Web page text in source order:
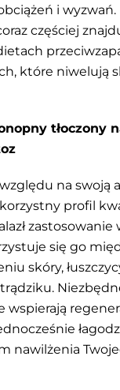
i
częściej
które niwelują
tłoczony
na swoją
profil
się go
skóry,
wspierają
nawilżenia